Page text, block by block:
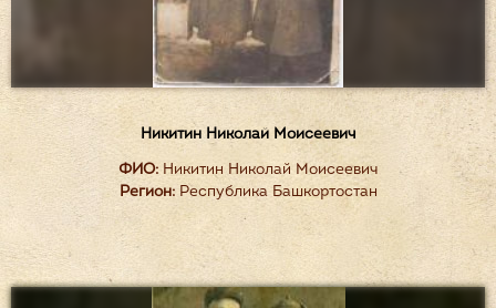
Никитин Николай Моисеевич
ФИО: Никитин Николай Моисеевич
Регион:Республика Башкортостан